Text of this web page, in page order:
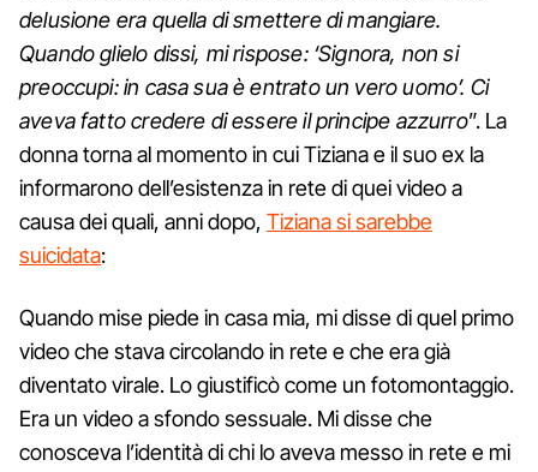
delusione era quella di smettere di mangiare.
Quando glielo dissi, mi rispose: ‘Signora, non si
preoccupi: in casa sua è entrato un vero uomo’. Ci
aveva fatto credere di essere il principe azzurro”. La
donna torna al momento in cui Tiziana e il suo ex la
informarono dell’esistenza in rete di quei video a
causa dei quali, anni dopo, Tiziana si sarebbe
suicidata:
Quando mise piede in casa mia, mi disse di quel primo
video che stava circolando in rete e che era già
diventato virale. Lo giustificò come un fotomontaggio.
Era un video a sfondo sessuale. Mi disse che
conosceva l’identità di chi lo aveva messo in rete e mi